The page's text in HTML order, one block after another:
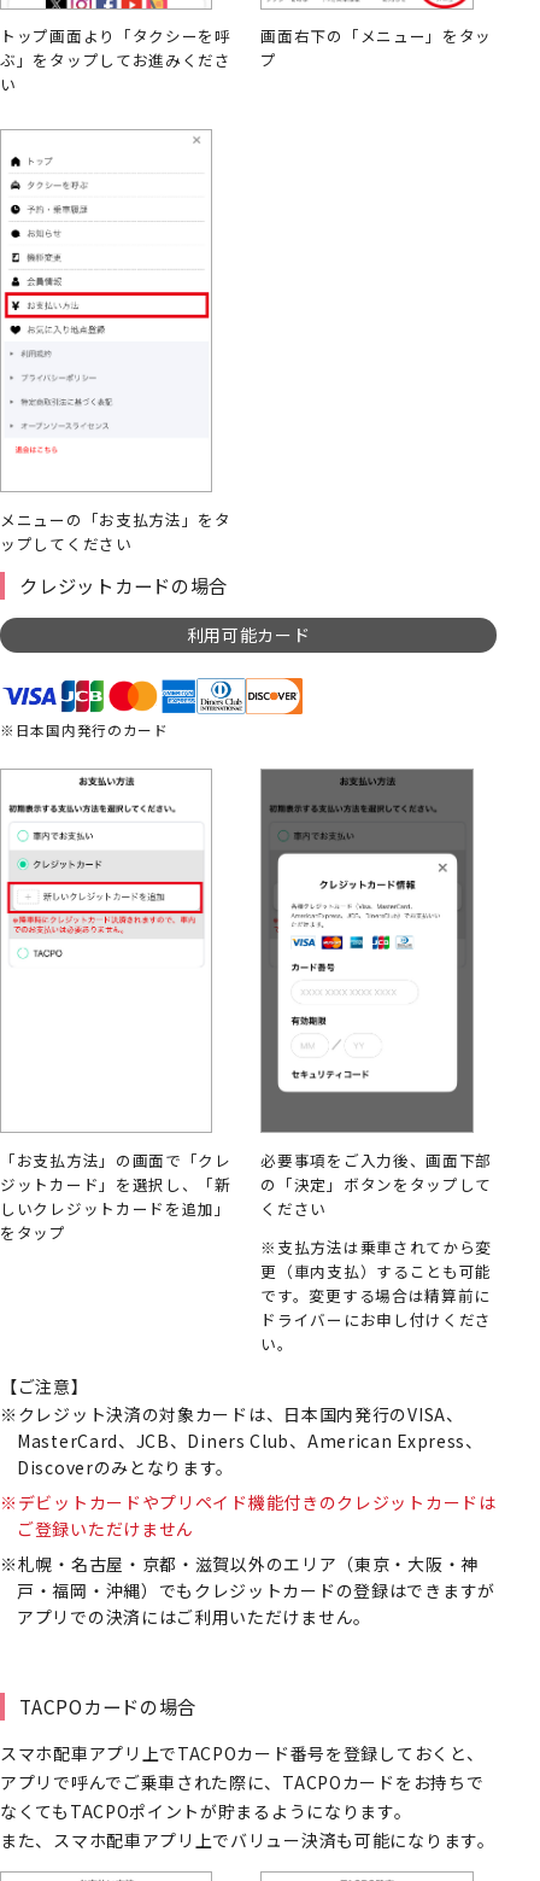
トップ画面より「タクシーを呼
ぶ」をタップしてお進みくださ
い
画面右下の「メニュー」をタッ
プ
メニューの「お支払方法」をタ
ップしてください
クレジットカードの場合
利用可能カード
※日本国内発行のカード
「お支払方法」の画面で「クレ
ジットカード」を選択し、「新
しいクレジットカードを追加」
をタップ
必要事項をご入力後、画面下部
の「決定」ボタンをタップして
ください
※支払方法は乗車されてから変
更（車内支払）することも可能
です。変更する場合は精算前に
ドライバーにお申し付けくださ
い。
【ご注意】
クレジット決済の対象カードは、日本国内発行のVISA、
MasterCard、JCB、Diners Club、American Express、
Discoverのみとなります。
デビットカードやプリペイド機能付きのクレジットカードは
ご登録いただけません
札幌・名古屋・京都・滋賀以外のエリア（東京・大阪・神
戸・福岡・沖縄）でもクレジットカードの登録はできますが
アプリでの決済にはご利用いただけません。
TACPOカードの場合
スマホ配車アプリ上でTACPOカード番号を登録しておくと、
アプリで呼んでご乗車された際に、TACPOカードをお持ちで
なくてもTACPOポイントが貯まるようになります。
また、スマホ配車アプリ上でバリュー決済も可能になります。